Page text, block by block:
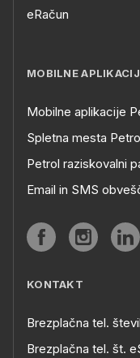
eRačun
MOBILNE
Mobilne aplikacije
Spletna mesta
Petrol raziskovalni
Email in SMS
KONTAKT
Brezplačna tel.
Brezplačna tel. št.